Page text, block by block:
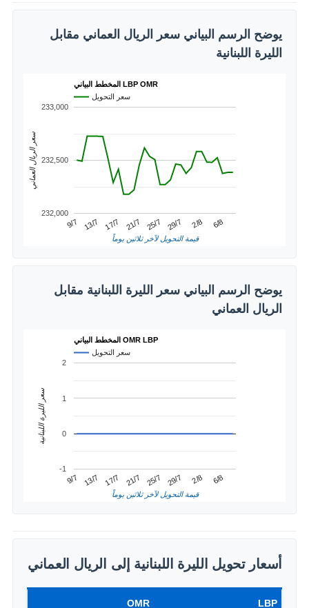
يوضح الرسم البياني سعر الريال العماني مقابل
الليرة اللبنانية
المخطط البياني LBP OMR
سعر التحويل
9/7 13/7 17/7 21/7 25/7 29/7 2/8 6/8
232,000
232,500
233,000
قيمة التحويل لآخر ثلاثين يوماً
سعر الريال العماني
يوضح الرسم البياني سعر الليرة اللبنانية مقابل
الريال العماني
المخطط البياني OMR LBP
سعر التحويل
9/7 13/7 17/7 21/7 25/7 29/7 2/8 6/8
-1
0
1
2
قيمة التحويل لآخر ثلاثين يوماً
سعر الليرة اللبنانية
أسعار تحويل الليرة اللبنانية إلى الريال العماني
LBP
OMR